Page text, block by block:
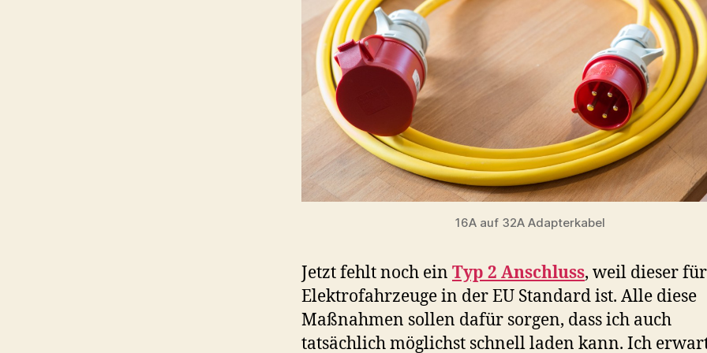
16A auf 32A Adapterkabel
Jetzt fehlt noch ein Typ 2 Anschluss, weil dieser für
Elektrofahrzeuge in der EU Standard ist. Alle diese
Maßnahmen sollen dafür sorgen, dass ich auch
tatsächlich möglichst schnell laden kann. Ich